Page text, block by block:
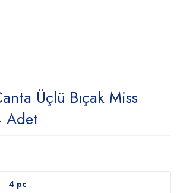
Üçlü Bıçak Miss
Adet
4 pc